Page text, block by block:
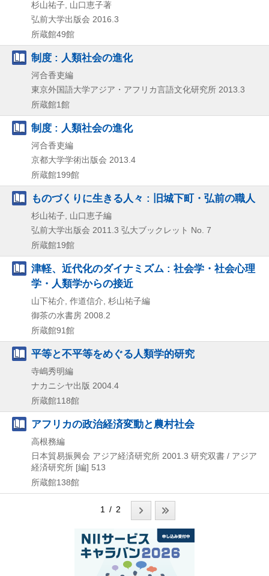
杉山祐子, 山口恵子著
弘前大学出版会 2016.3
所蔵館49館
制度 : 人類社会の進化
河合香吏編
東京外国語大学アジア・アフリカ言語文化研究所 2013.3
所蔵館1館
制度 : 人類社会の進化
河合香吏編
京都大学学術出版会 2013.4
所蔵館199館
ものづくりに生きる人々 : 旧城下町・弘前の職人
杉山祐子, 山口恵子編
弘前大学出版会 2011.3 弘大ブックレット No. 7
所蔵館19館
津軽、近代化のダイナミズム : 社会学・社会心理
学・人類学からの接近
山下祐介, 作道信介, 杉山祐子編
御茶の水書房 2008.2
所蔵館91館
平等と不平等をめぐる人類学的研究
寺嶋秀明編
ナカニシヤ出版 2004.4
所蔵館118館
アフリカの政治経済変動と農村社会
高根務編
日本貿易振興会 アジア経済研究所 2001.3 研究双書 / アジア
経済研究所 [編] 513
所蔵館138館
1 / 2